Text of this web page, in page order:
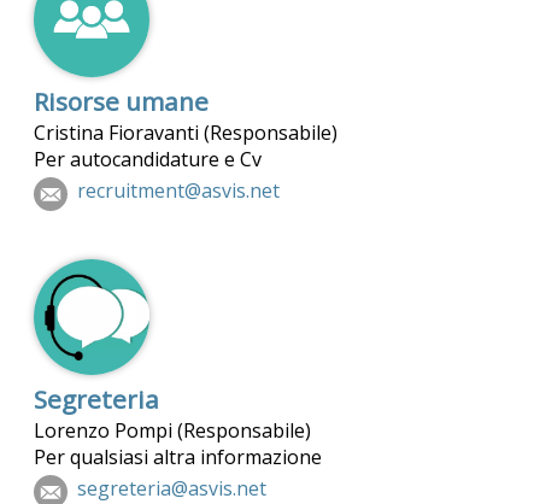
Risorse umane
Cristina Fioravanti (Responsabile)
Per autocandidature e Cv
recruitment@asvis.net
Segreteria
Lorenzo Pompi (Responsabile)
Per qualsiasi altra informazione
segreteria@asvis.net